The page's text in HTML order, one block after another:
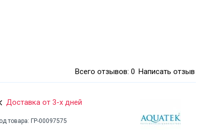
Всего отзывов: 0 Написать отзыв
Доставка от 3-х дней
товара: ГР-00097575